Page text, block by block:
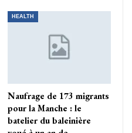
HEALTH
Naufrage de 173 migrants
pour la Manche : le
batelier du baleinière